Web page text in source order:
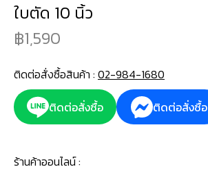
ใบตัด 10 นิ้ว
1,590
ติดต่อสั่งซื้อสินค้า : 02-984-1680
ติดต่อสั่งซื้อ
ติดต่อสั่งซื้อ
ร้านค้าออนไลน์ :